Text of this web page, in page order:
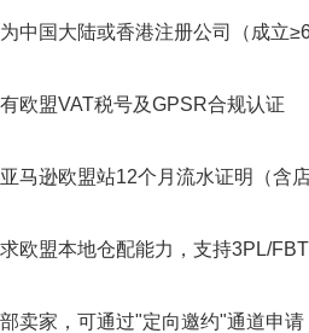
国大陆或香港注册公司（成立
盟VAT税号及GPSR合规认证
逊欧盟站12个月流水证明（含店
盟本地仓配能力，支持3PL/
家，可通过"定向邀约"通道申请